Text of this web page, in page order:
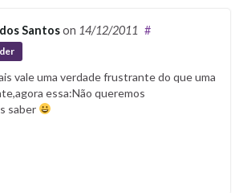
Santoson 14/12/2011 #
vale uma verdade frustrante do que uma
essa:Não queremos
saber